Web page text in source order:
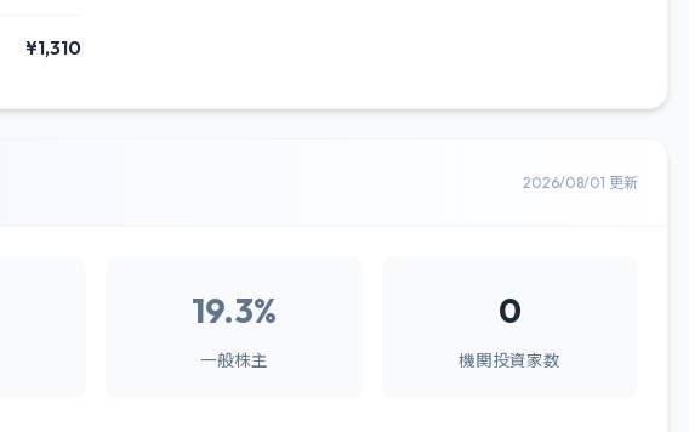
¥1,310
2026/08/01 更新
19.3%
一般株主
0
機関投資家数